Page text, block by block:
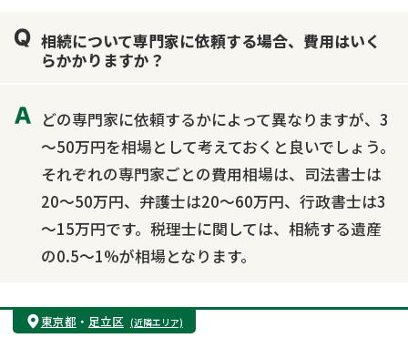
相続手続き
銀行手続き
家族信託
成年後見・任意後見
相続トラブル
相続について専門家に依頼する場合、費用はいく
らかかりますか？
どの専門家に依頼するかによって異なりますが、3
～50万円を相場として考えておくと良いでしょう。
それぞれの専門家ごとの費用相場は、司法書士は
20～50万円、弁護士は20～60万円、行政書士は3
～15万円です。税理士に関しては、相続する遺産
の0.5～1%が相場となります。
東京都 ・ 足立区 (近隣エリア)